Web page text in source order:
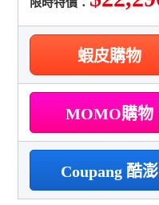
蝦皮購物
MOMO購物
Coupang 酷澎